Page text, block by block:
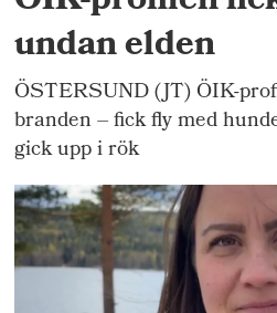
undan elden
ÖSTERSUND (JT) ÖIK-
branden – fick fly med
gick upp i rök